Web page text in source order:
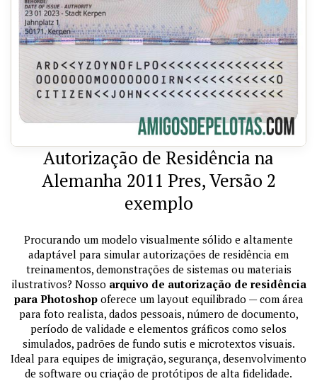
Autorização de Residência na
Alemanha 2011 Pres, Versão 2
exemplo
Procurando um modelo visualmente sólido e altamente
adaptável para simular autorizações de residência em
treinamentos, demonstrações de sistemas ou materiais
ilustrativos? Nosso arquivo de autorização de residência
para Photoshopoferece um layout equilibrado — com área
para foto realista, dados pessoais, número de documento,
período de validade e elementos gráficos como selos
simulados, padrões de fundo sutis e microtextos visuais.
Ideal para equipes de imigração, segurança, desenvolvimento
de software ou criação de protótipos de alta fidelidade.